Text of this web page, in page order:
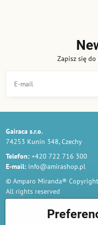
Zapisz się
Gairaca s.r.o.
74253 Kunin 348, Czechy
Telefon: +420 722 716 300
E-mail: info@amirashop.pl
© Amparo Miranda® Copyright
All rights reserved
Zamówienia